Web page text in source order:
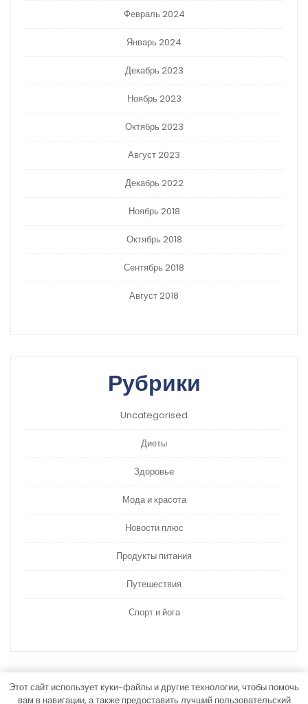
Февраль 2024
Январь 2024
Декабрь 2023
Ноябрь 2023
Октябрь 2023
Август 2023
Декабрь 2022
Ноябрь 2018
Октябрь 2018
Сентябрь 2018
Август 2018
Рубрики
Uncategorised
Диеты
Здоровье
Мода и красота
Новости плюс
Продукты питания
Путешествия
Спорт и йога
Этот сайт использует куки-файлы и другие технологии, чтобы помочь
вам в навигации, а также предоставить лучший пользовательский